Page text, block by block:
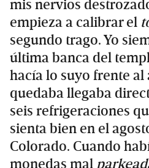
mis nervios
empieza a calibrar el
segundo trago. Yo
última banca del
hacía lo suyo frente al
quedaba llegaba
seis refrigeraciones
sienta bien en el
Colorado. Cuando